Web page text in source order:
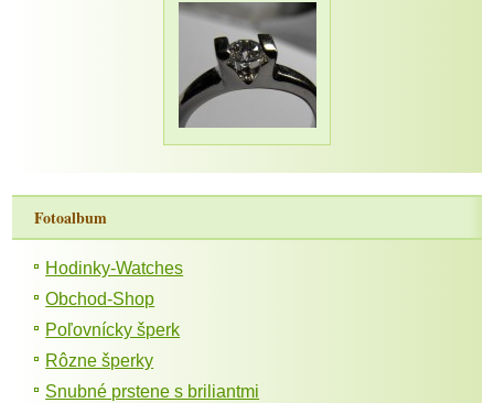
Fotoalbum
Hodinky-Watches
Obchod-Shop
Poľovnícky šperk
Rôzne šperky
Snubné prstene s briliantmi